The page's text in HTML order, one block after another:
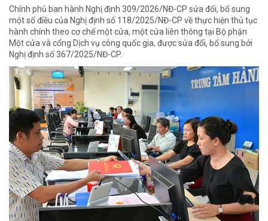
Chính phủ ban hành Nghị định 309/2026/NĐ-CP sửa đổi, bổ sung
một số điều của Nghị định số 118/2025/NĐ-CP về thực hiện thủ tục
hành chính theo cơ chế một cửa, một cửa liên thông tại Bộ phận
Một cửa và cổng Dịch vụ công quốc gia, được sửa đổi, bổ sung bởi
Nghị định số 367/2025/NĐ-CP.